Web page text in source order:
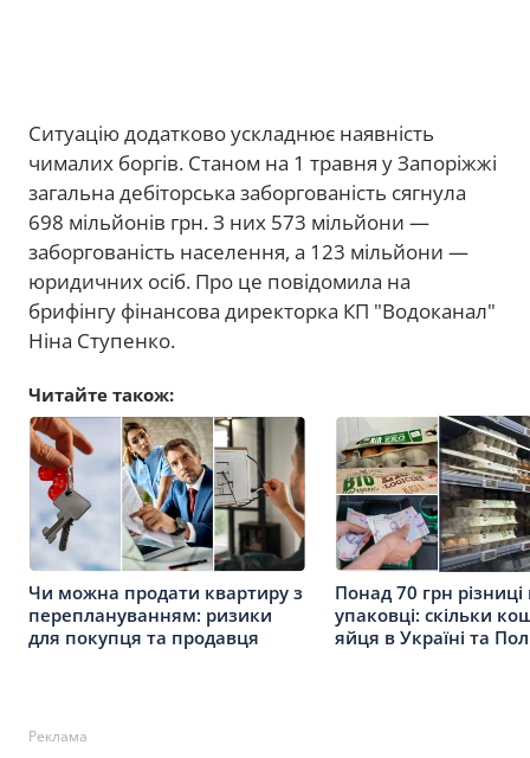
Ситуацію додатково ускладнює наявність
чималих боргів. Станом на 1 травня у Запоріжжі
загальна дебіторська заборгованість сягнула
698 мільйонів грн. З них 573 мільйони —
заборгованість населення, а 123 мільйони —
юридичних осіб. Про це повідомила на
брифінгу фінансова директорка КП "Водоканал"
Ніна Ступенко.
Читайте також:
Чи можна продати квартиру з
переплануванням: ризики
для покупця та продавця
Понад 70 грн різниці
упаковці: скільки
яйця в Україні та
Реклама